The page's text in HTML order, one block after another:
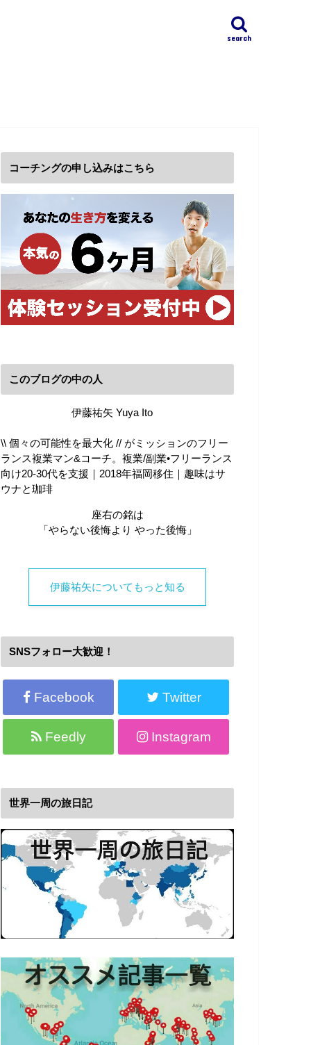
search
コーチングの申し込みはこちら
このブログの中の人
伊藤祐矢 Yuya Ito
\\ 個々の可能性を最大化 // がミッションのフリー
ランス複業マン&コーチ。複業/副業•フリーランス
向け20-30代を支援｜2018年福岡移住｜趣味はサ
ウナと珈琲
座右の銘は
「やらない後悔より やった後悔」
伊藤祐矢についてもっと知る
SNSフォロー大歓迎！
Facebook Twitter
Feedly Instagram
世界一周の旅日記